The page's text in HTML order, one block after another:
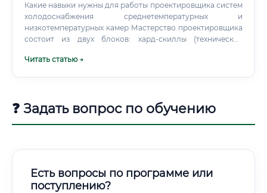
Какие навыки нужны для работы проектировщика систем
холодоснабжения среднетемпературных и
низкотемпературных камер Мастерство проектировщика
состоит из двух блоков: хард-скиллы (технические
людьми и организовать работу). Вы должны точно
включает: Термодинамику и тепломассообмен ( h−p
диаграммы, циклы Карно и Ренкина).
Читать статью →
❓ Задать вопрос по обучению
Есть вопросы по программе или
поступлению?